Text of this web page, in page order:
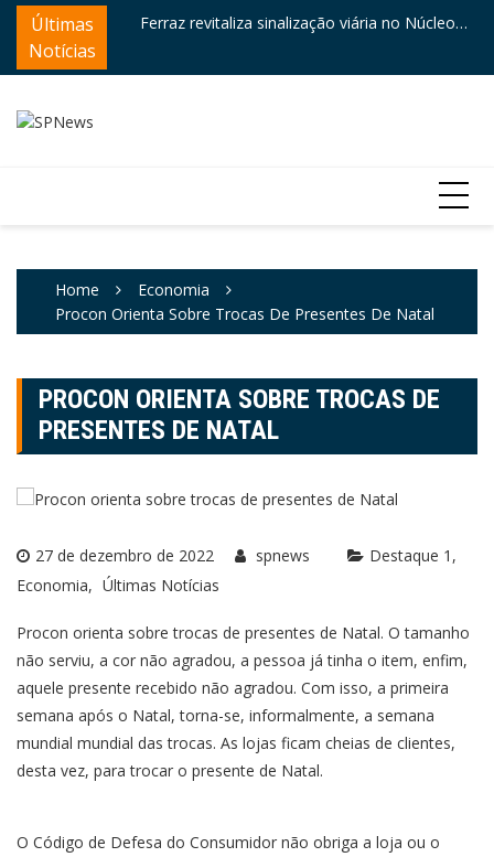
Skip
content
Últimas
Notícias
destaques
Ferraz revitaliza sinalização viária no Núcleo
Home
Economia
Procon Orienta Sobre Trocas De Presentes De Natal
PROCON ORIENTA SOBRE TROCAS DE
PRESENTES DE NATAL
27 de dezembro de 2022 spnews
Destaque 1
Economia
Últimas Notícias
Procon orienta sobre trocas de presentes de Natal. O tamanho
não serviu, a cor não agradou, a pessoa já tinha o item, enfim,
aquele presente recebido não agradou. Com isso, a primeira
semana após o Natal, torna-se, informalmente, a semana
mundial mundial das trocas. As lojas ficam cheias de clientes,
desta vez, para trocar o presente de Natal.
O Código de Defesa do Consumidor não obriga a loja ou o